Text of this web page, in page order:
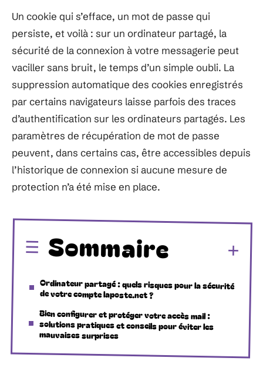
Un cookie qui s’efface, un mot de passe qui
persiste, et voilà : sur un ordinateur partagé, la
sécurité de la connexion à votre messagerie peut
vaciller sans bruit, le temps d’un simple oubli. La
suppression automatique des cookies enregistrés
par certains navigateurs laisse parfois des traces
d’authentification sur les ordinateurs partagés. Les
paramètres de récupération de mot de passe
peuvent, dans certains cas, être accessibles depuis
l’historique de connexion si aucune mesure de
protection n’a été mise en place.
Sommaire
Ordinateur partagé : quels risques pour la sécurité
de votre compte laposte.net ?
Bien configurer et protéger votre accès mail :
solutions pratiques et conseils pour éviter les
mauvaises surprises